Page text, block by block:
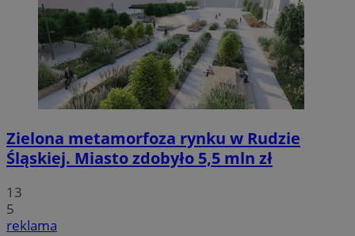
Zielona metamorfoza rynku w Rudzie
Śląskiej. Miasto zdobyło 5,5 mln zł
13
5
reklama